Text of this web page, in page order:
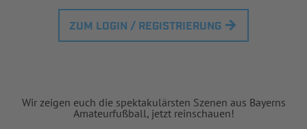
ZUM LOGIN / REGISTRIERUNG
Wir zeigen euch die spektakulärsten Szenen aus Bayerns
Amateurfußball, jetzt reinschauen!